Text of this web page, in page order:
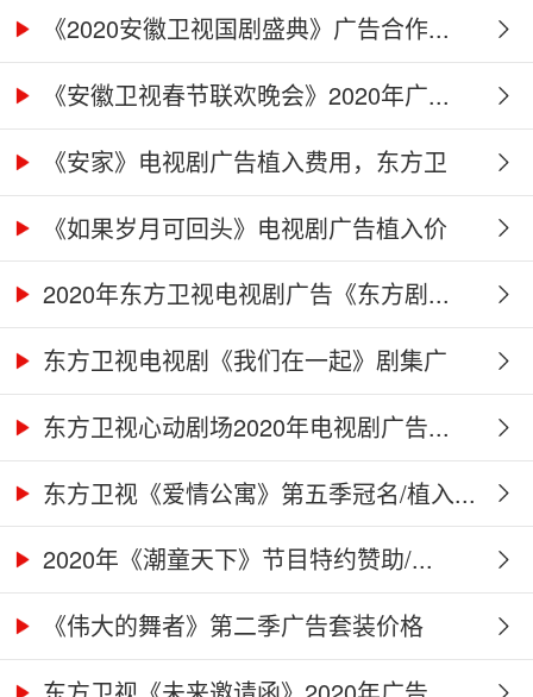
《2020安徽卫视国剧盛典》广告合作...
《安徽卫视春节联欢晚会》2020年广...
《安家》电视剧广告植入费用，东方卫
视...《如果岁月可回头》电视剧广告植入价
格...2020年东方卫视电视剧广告《东方剧...
东方卫视电视剧《我们在一起》剧集广
告...东方卫视心动剧场2020年电视剧广告...
东方卫视《爱情公寓》第五季冠名/植入...
2020年《潮童天下》节目特约赞助/...
《伟大的舞者》第二季广告套装价格
（硬...